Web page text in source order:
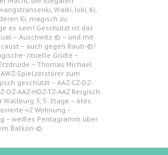
Waiki, Ioki, Ki,
Ki, magisch zu
es sein! Geschützt ist das
– Auschwitz © – und mit
– auch gegen Raub-©!
rituelle Grüße –
– Thomas Michael
AWZ-Spielzerstörer zum
geschützt – AAZ-CZ-DZ-
OZ-AAZ-HDZ-TZ-AAZ Bergisch
Wallburg 3, 5. Etage – 6tes
vZ Wohnung –
– weißes Pentagramm über
Balkon-©